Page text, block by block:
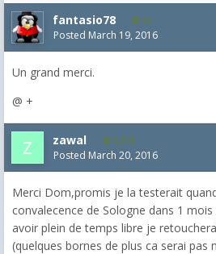
fantasio78 13
Posted March 19, 2016
Un grand merci.
@ +
zawal 3,318
Posted March 20, 2016
Merci Dom,promis je la testerait
convalecence de Sologne dans 1
avoir plein de temps libre je
(quelques bornes de plus ca serai pas